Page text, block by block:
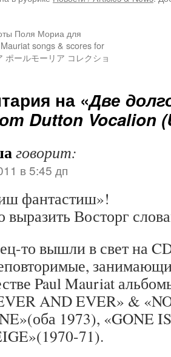
Поля Мориа для
songs & scores for
ポールモーリア コレクショ
на «Две
Dutton Vocalion
говорит:
в 5:45 дп
фантастиш»!
выразить Восторг
то вышли в свет на
Paul Mauriat
AND EVER» &
1973), «GONE
71).